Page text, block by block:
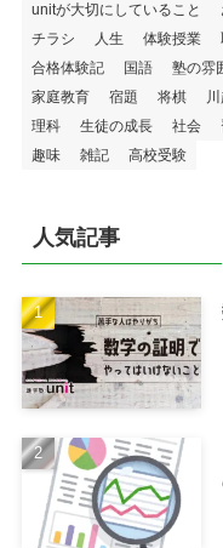
unitが大切にしていること
チラシ
人生 体験授業
合格体験記
国語 塾の雰
家庭教育
宿題 将棋
理科
生徒の成長 社会
趣味
雑記 高校受験
人気記事